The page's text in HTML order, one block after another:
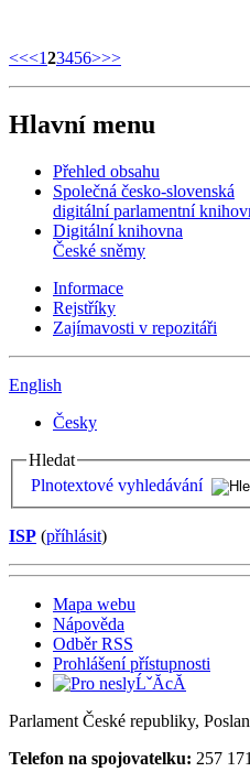
<<<123456>>>
Hlavní menu
Přehled obsahu
Společná česko-slovenská
digitální parlamentní
Digitální knihovna
České sněmy
Informace
Rejstříky
Zajímavosti v repozitáři
English
Česky
Hledat
Plnotextové vyhledávání
ISP (příhlásit)
Mapa webu
Nápověda
Odběr RSS
Prohlášení přístupnosti
Parlament České republiky,
Telefon na spojovatelku: 257